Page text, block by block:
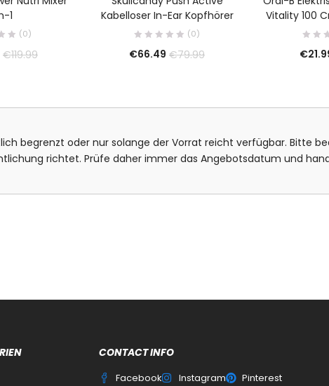
1
(0)
€119.99
Kabelloser In-Ear Kopfhörer
(0)
€66.49 €79.99
Vitality 100
€
begrenzt oder nur solange der Vorrat reicht verfügbar. Bitte
richtet. Prüfe daher immer das Angebotsdatum und
CONTACT INFO
Facebook Instagram Pinterest